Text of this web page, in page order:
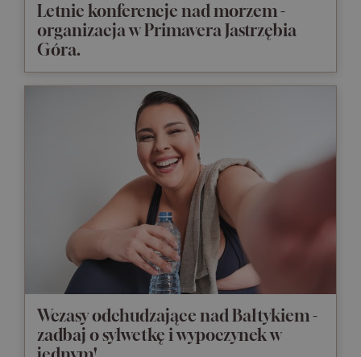
Letnie konferencje nad morzem -
organizacja w Primavera Jastrzębia
Góra.
Wczasy odchudzające nad Bałtykiem -
zadbaj o sylwetkę i wypoczynek w